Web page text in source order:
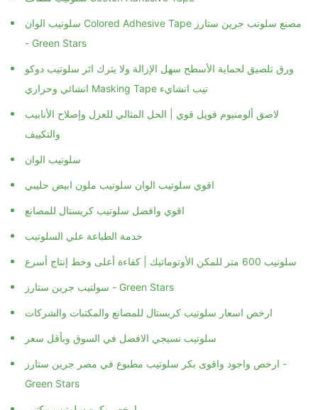
سلوتيب الوان Colored Adhesive Tape مصنع سلوتب جرين ستارز
- Green Stars
ورق تلصيق لحماية الأسطح سهل الإزالة ولا يترك اثر سلوتيب دوكو
انشائي وحراري Masking Tape تيب انشايء
لاصق ألومنيوم فويل قوي | الحل المثالي للعزل وإصلاح الأنابيب
والتكييف
سلوتيب الوان
اقوي سلوتيب الوان سلوتيب ملون ابيض حليبي
اقوي وافضل سلوتيب كريستال للمصانع
خدمة الطباعة علي السلوتيب
سلوتيب 600 متر للمكن الأوتوماتيك | كفاءة أعلى وخط إنتاج أسرع
سولتيب جرين ستارز - Green Stars
ارخص اسعار سلوتيب كريستال للمصانع والمكتبات والشركات
سلوتيب نسيجي الافضل في السوق وبأقل سعر
ارخص واجود واقوى بكر سلوتيب مطبوع في مصر جرين ستارز -
Green Stars
ارخص بكره سلوتيب مكتبي